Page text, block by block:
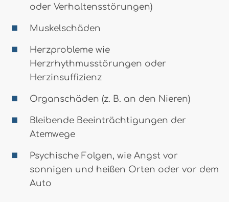
oder Verhaltensstörungen)
Muskelschäden
Herzprobleme wie
Herzrhythmusstörungen oder
Herzinsuffizienz
Organschäden (z. B. an den Nieren)
Bleibende Beeinträchtigungen der
Atemwege
Psychische Folgen, wie Angst vor
sonnigen und heißen Orten oder vor dem
Auto